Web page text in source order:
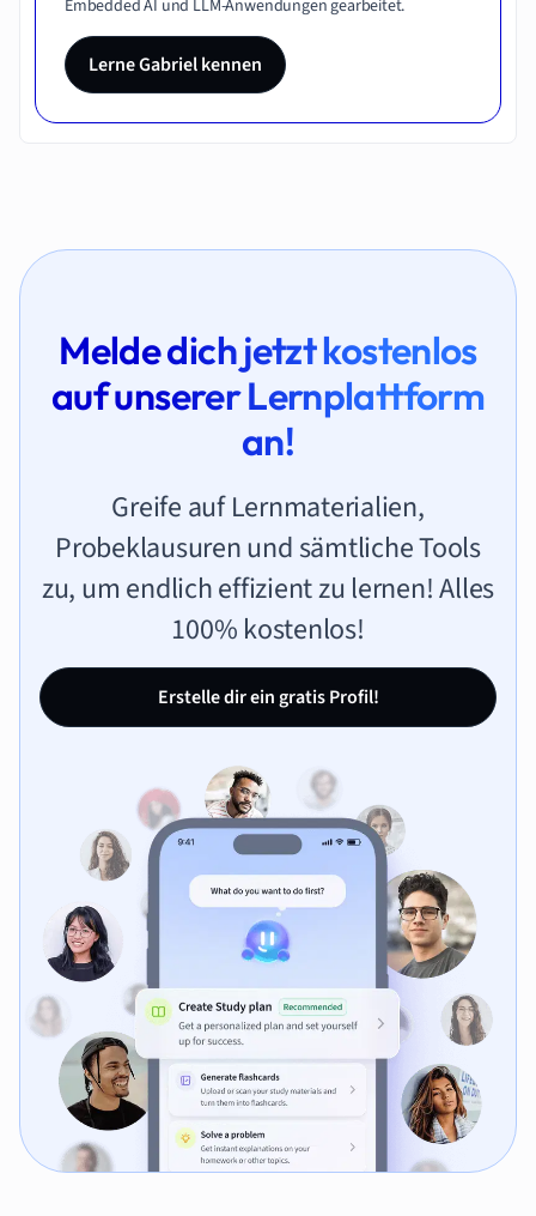
Embedded AI und LLM-Anwendungen gearbeitet.
Lerne Gabriel kennen
Melde dich jetzt kostenlos
auf unserer Lernplattform
an!
Greife auf Lernmaterialien,
Probeklausuren und sämtliche Tools
zu, um endlich effizient zu lernen! Alles
100% kostenlos!
Erstelle dir ein gratis Profil!